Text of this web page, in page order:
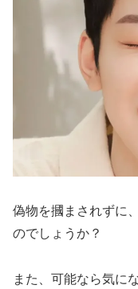
偽物を摑まされずに
のでしょうか？
また、可能なら気に